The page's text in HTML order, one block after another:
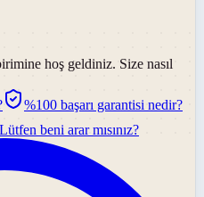
hoş geldiniz. Size nasıl
%100 başarı garantisi nedir?
Lütfen beni arar mısınız?